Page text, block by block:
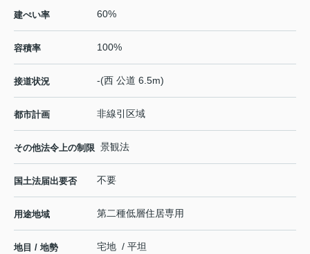
建ぺい率 60%
容積率 100%
接道状況 -(西 公道 6.5m)
都市計画 非線引区域
その他法令上の制限 景観法
国土法届出要否 不要
用途地域 第二種低層住居専用
地目 / 地勢 宅地 / 平坦